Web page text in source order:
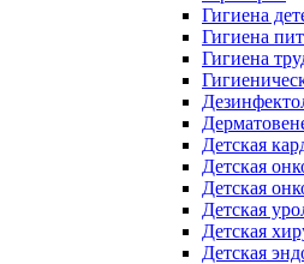
Гигиена
Гигиена
Гигиена
Детская
Детская
Детская
Детская
Детская
Детская